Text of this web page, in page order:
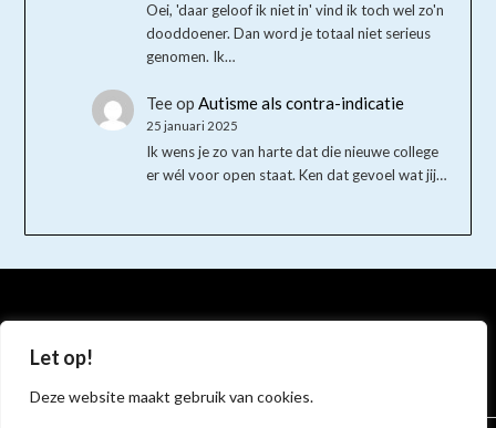
Let op!
Deze website maakt gebruik van cookies.
Oei, 'daar geloof ik niet in' vind ik toch wel zo'n
dooddoener. Dan word je totaal niet serieus
genomen. Ik…
Teeop Autisme als contra-indicatie
25 januari 2025
Ik wens je zo van harte dat die nieuwe college
er wél voor open staat. Ken dat gevoel wat jij…